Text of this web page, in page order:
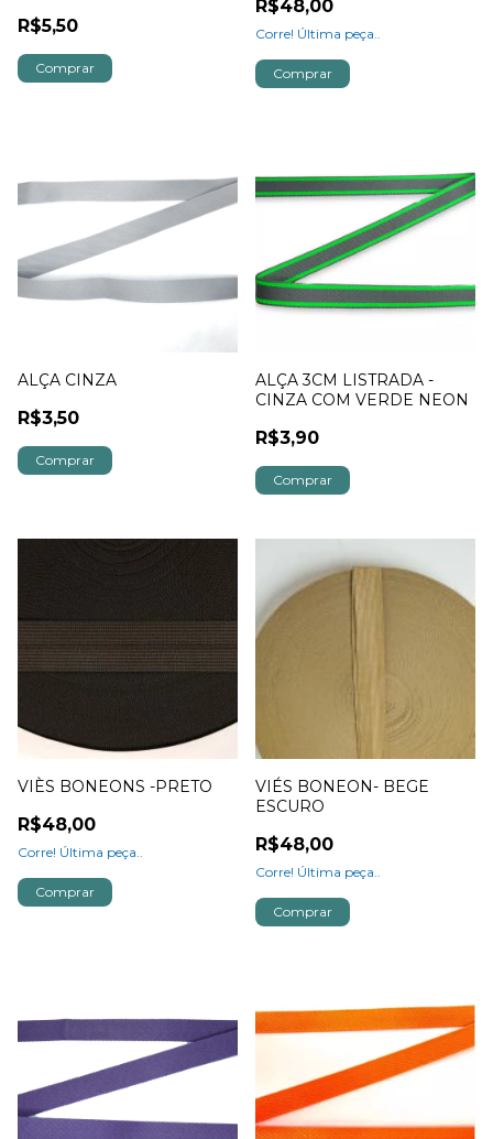
R$5,50
R$48,00
Corre! Última peça..
Comprar
ALÇA CINZA
R$3,50
Comprar
ALÇA 3CM LISTRADA -
CINZA COM VERDE NEON
R$3,90
VIÈS BONEONS -PRETO
R$48,00
Corre! Última peça..
Comprar
VIÉS BONEON- BEGE
ESCURO
R$48,00
Corre! Última peça..
Comprar